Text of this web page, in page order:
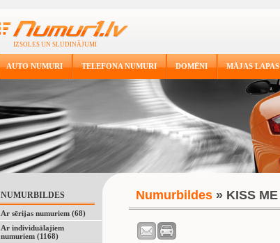
IZSOLES UN SLUDINĀJUMI
AUTO NUMURI TELEFONA NUMURI DOMĒNI MĀJAS LAPAS
NUMURBILDES
Ar sērijas numuriem (68)
Ar individuālajiem
numuriem (1168)
Numurbildes» KISS ME